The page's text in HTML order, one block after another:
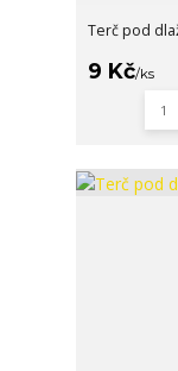
Terč pod
9 Kč/ks